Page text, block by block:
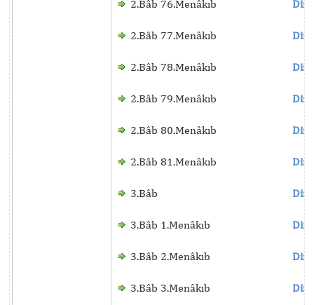
2.Bâb 76.Menâkıb
2.Bâb 77.Menâkıb
2.Bâb 78.Menâkıb
2.Bâb 79.Menâkıb
2.Bâb 80.Menâkıb
2.Bâb 81.Menâkıb
3.Bâb
3.Bâb 1.Menâkıb
3.Bâb 2.Menâkıb
3.Bâb 3.Menâkıb